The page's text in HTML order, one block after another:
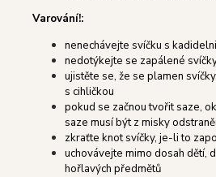
Varování!:
nenechávejte svíčku s
nedotýkejte se zapálené
ujistěte se, že se plamen
s cihličkou
pokud se začnou tvořit saze,
saze musí být z misky
zkraťte knot svíčky, je-li to
uchovávejte mimo dosah dětí,
hořlavých předmětů